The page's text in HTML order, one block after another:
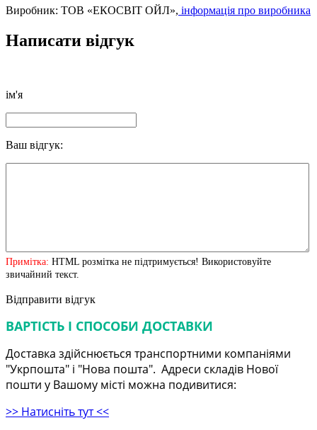
Виробник: ТОВ «ЕКОСВІТ ОЙЛ», інформація про виробника
Написати відгук
ім'я
Ваш відгук:
Примітка: HTML розмітка не підтримується! Використовуйте
звичайний текст.
Відправити відгук
ВАРТІСТЬ І СПОСОБИ ДОСТАВКИ
Доставка здійснюється транспортними компаніями
"Укрпошта" і "Нова пошта". Адреси складів Нової
пошти у Вашому місті можна подивитися:
>> Натисніть тут <<